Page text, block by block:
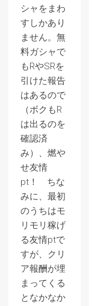
シャをまわ
すしかあり
ません。無
料ガシャで
もRやSRを
引けた報告
はあるので
（ボクもR
は出るのを
確認済
み）、燃や
せ友情
pt！ ちな
みに、最初
のうちはモ
リモリ稼げ
る友情ptで
すが、クリ
ア報酬が埋
まってくる
となかなか